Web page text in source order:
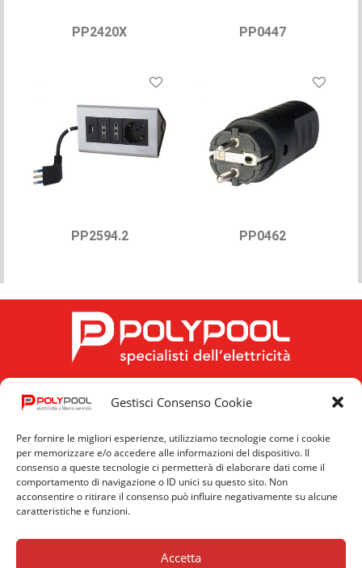
Gestisci Consenso Cookie
Per fornire le migliori esperienze, utilizziamo tecnologie come i cookie
per memorizzare e/o accedere alle informazioni del dispositivo. Il
consenso a queste tecnologie ci permetterà di elaborare dati come il
comportamento di navigazione o ID unici su questo sito. Non
acconsentire o ritirare il consenso può influire negativamente su alcune
caratteristiche e funzioni.
Accetta
PP2420X PP0447
PP2594.2 PP0462
Privacy
Cookie
Policy
News